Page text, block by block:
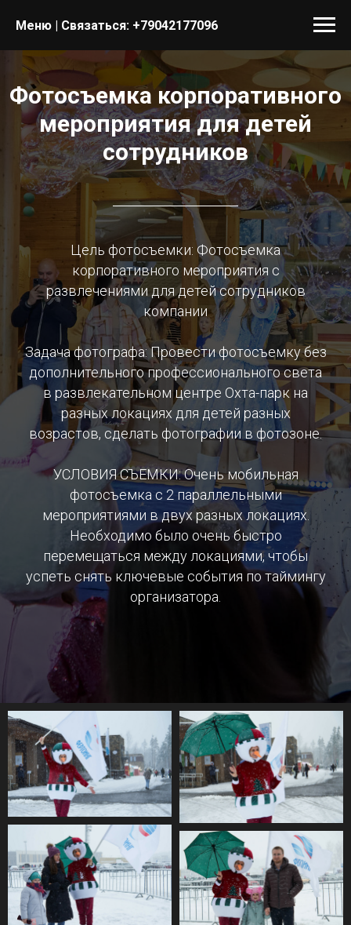
Меню | Связаться: +79042177096
Фотосъемка корпоративного
мероприятия для детей
сотрудников
Цель фотосъемки: Фотосъемка
корпоративного мероприятия с
развлечениями для детей сотрудников
компании
Задача фотографа: Провести фотосъемку без
дополнительного профессионального света
в развлекательном центре Охта-парк на
разных локациях для детей разных
возрастов, сделать фотографии в фотозоне.
УСЛОВИЯ СЪЕМКИ: Очень мобильная
фотосъемка с 2 параллельными
мероприятиями в двух разных локациях.
Необходимо было очень быстро
перемещаться между локациями, чтобы
успеть снять ключевые события по таймингу
организатора.